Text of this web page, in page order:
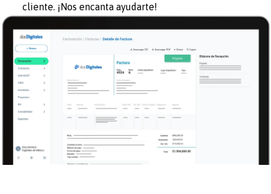
cliente. ¡Nos encanta ayudarte!